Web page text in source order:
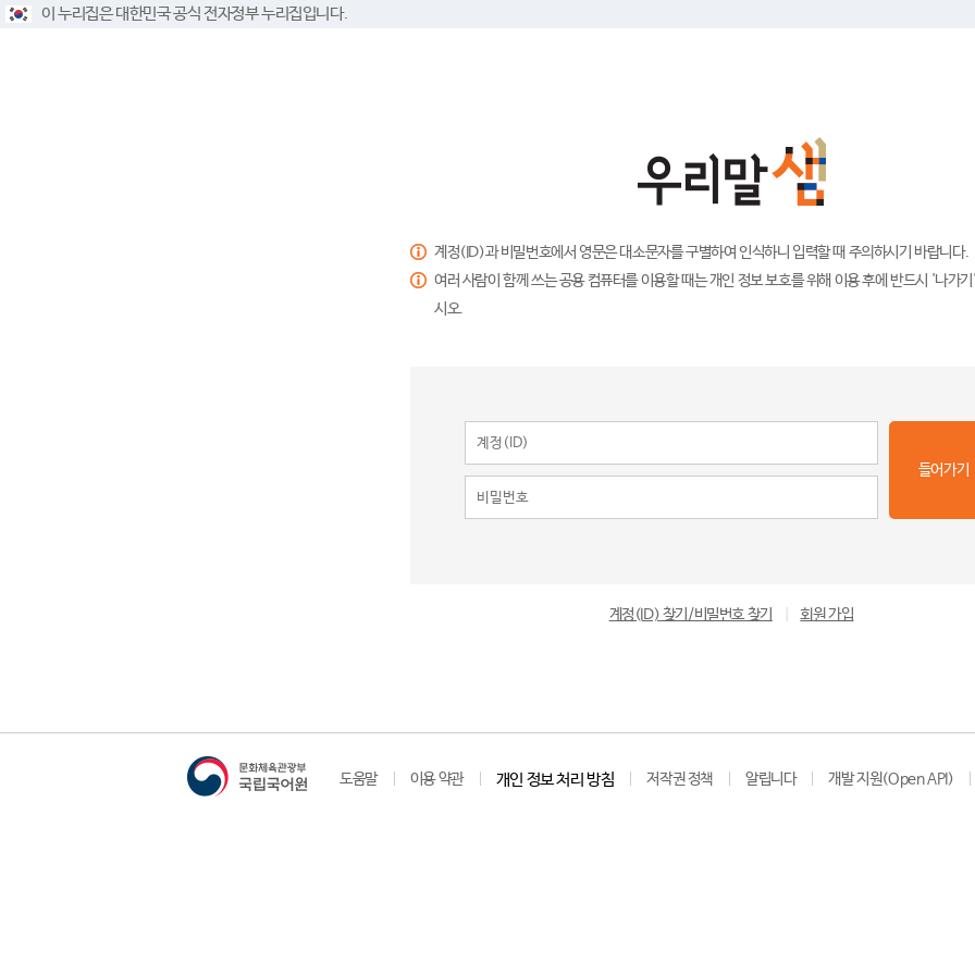
이 누리집은 대한민국 공식 전자정부 누리집입니다.
계정(ID)과 비밀번호에서 영문은 대소문자를 구별하여 인식하니 입력할 때 주의하시기 바랍니다.
여러 사람이 함께 쓰는 공용 컴퓨터를 이용할 때는 개인 정보 보호를 위해 이용 후에 반드시 '나가
시오.
들어가기
계정(ID) 찾기/비밀번호 찾기 회원 가입
도움말 이용 약관 개인 정보 처리 방침 저작권 정책 알립니다 개발 지원(Open API)